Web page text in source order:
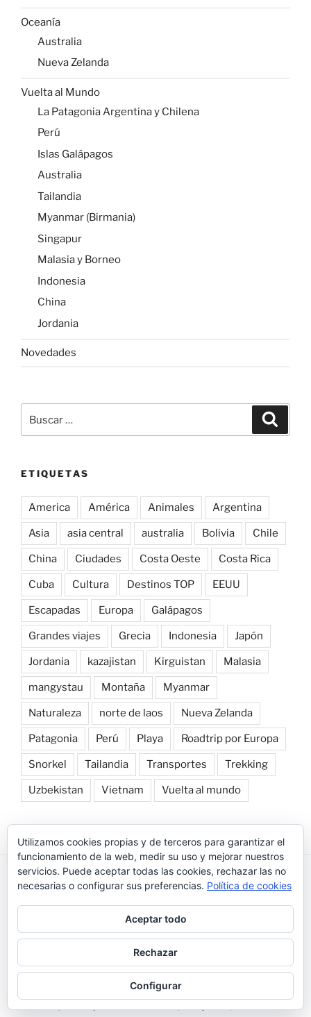
Oceanía
Australia
Nueva Zelanda
Vuelta al Mundo
La Patagonia Argentina y Chilena
Perú
Islas Galápagos
Australia
Tailandia
Myanmar (Birmania)
Singapur
Malasia y Borneo
Indonesia
China
Jordania
Novedades
por:
ETIQUETAS
America América Animales Argentina
Asia asia central australia Bolivia Chile
China Ciudades Costa Oeste Costa Rica
Cuba Cultura Destinos TOP EEUU
Escapadas Europa Galápagos
Grandes viajes Grecia Indonesia Japón
Jordania kazajistan Kirguistan Malasia
mangystau Montaña Myanmar
Naturaleza norte de laos Nueva Zelanda
Patagonia Perú Playa Roadtrip por Europa
Snorkel Tailandia Transportes Trekking
Uzbekistan Vietnam Vuelta al mundo
Buscar
ENTRADAS RECIENTES
Utilizamos cookies propias y de terceros para garantizar el
funcionamiento de la web, medir su uso y mejorar nuestros
servicios. Puede aceptar todas las cookies, rechazar las no
necesarias o configurar sus preferencias. Política de cookies
Aceptar todo
Rechazar
Configurar